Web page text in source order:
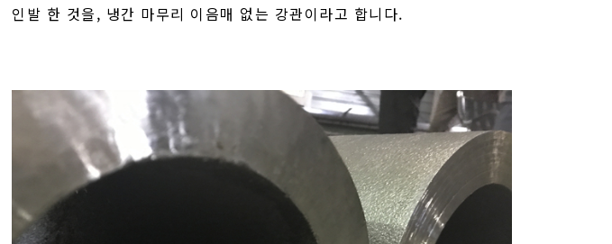
인발 한 것을, 냉간 마무리 이음매 없는 강관이라고 합니다.